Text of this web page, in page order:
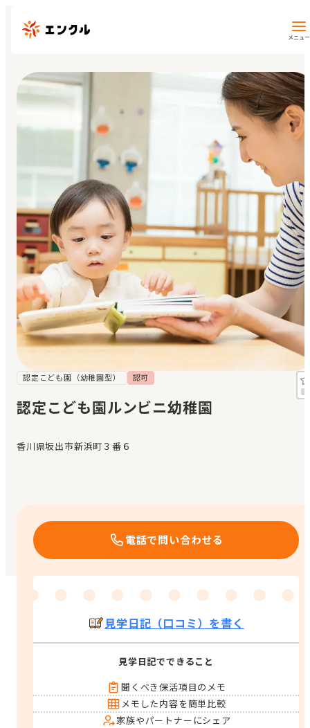
メニュー
保育園・幼稚園を探す
地図から探す
地域から探す
マイページ
閲覧履歴
お気に入り
見学日記
メッセージ
おすすめの園
エンクルの特徴と活用方法
認定こども園（幼稚園型） 認可
認定こども園ルンビニ幼稚園
香川県坂出市新浜町３番６
電話で問い合わせる
見学日記（口コミ）を書く
見学日記でできること
聞くべき保活項目のメモ
メモした内容を簡単比較
家族やパートナーにシェア